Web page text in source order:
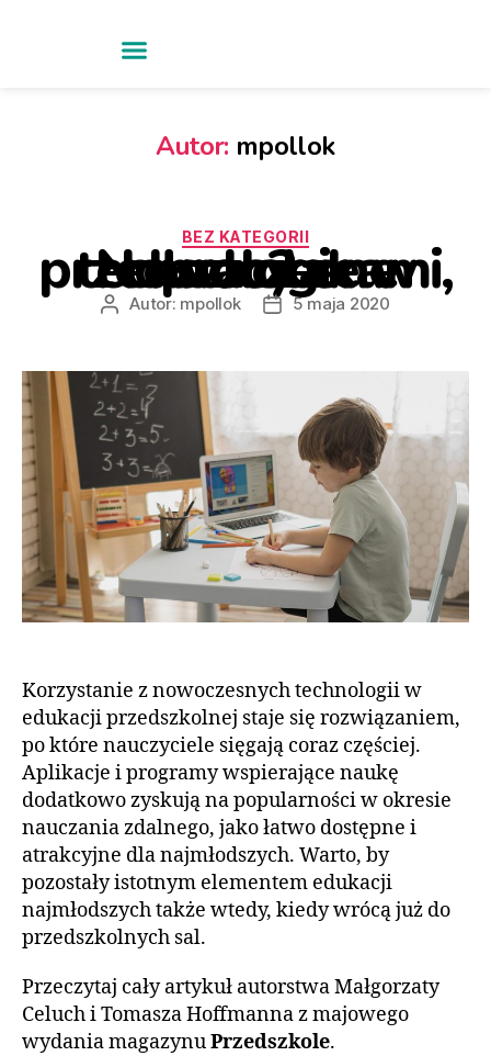
Autor: mpollok
BEZ KATEGORII
Nowoczesne technologie w pracy z przedszkolakami, cz. 2
Autor: mpollok 5 maja 2020
Korzystanie z nowoczesnych technologii w
edukacji przedszkolnej staje się rozwiązaniem,
po które nauczyciele sięgają coraz częściej.
Aplikacje i programy wspierające naukę
dodatkowo zyskują na popularności w okresie
nauczania zdalnego, jako łatwo dostępne i
atrakcyjne dla najmłodszych. Warto, by
pozostały istotnym elementem edukacji
najmłodszych także wtedy, kiedy wrócą już do
przedszkolnych sal.
Przeczytaj cały artykuł autorstwa Małgorzaty
Celuch i Tomasza Hoffmanna z majowego
wydania magazynuPrzedszkole.